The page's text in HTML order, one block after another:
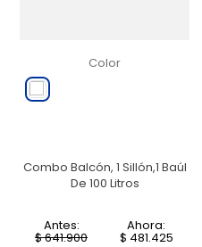
Color
Combo Balcón, 1 Sillón,1 Baúl
De 100 Litros
Antes:
$641.900
Ahora:
$ 481.425